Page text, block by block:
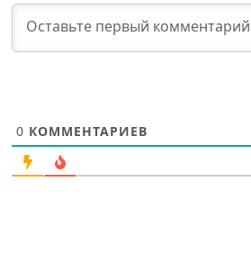
0 КОММЕНТАРИЕВ